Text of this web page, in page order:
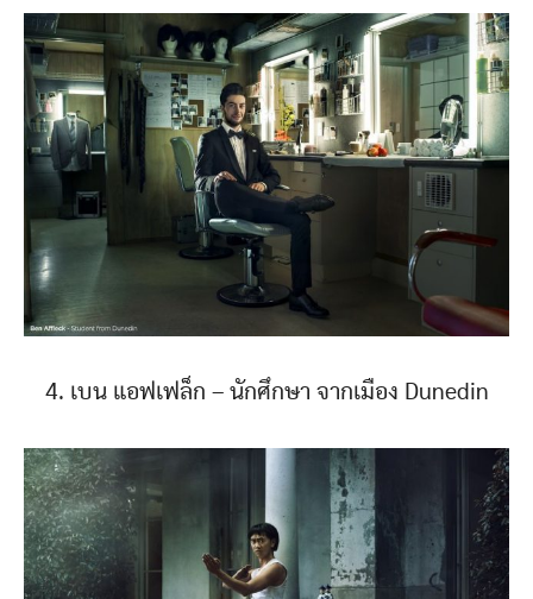
4. เบน แอฟเฟล็ก – นักศึกษา จากเมือง Dunedin